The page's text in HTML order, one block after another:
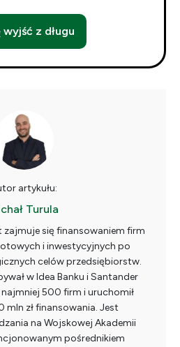
wyjść z długu
artykułu:
Turula
zajmuje się finansowaniem firm
i inwestycyjnych po
celów przedsiębiorstw.
w Idea Banku i Santander
najmniej 500 firm i uruchomił
mln zł finansowania. Jest
na Wojskowej Akademii
pośrednikiem